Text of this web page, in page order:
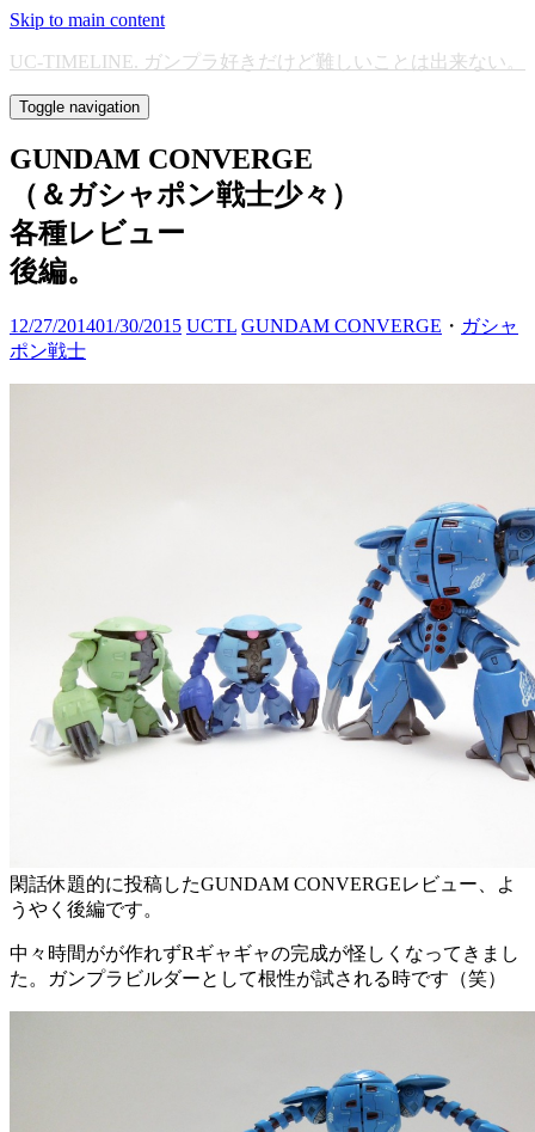
Skip to main content
UC-TIMELINE. ガンプラ好きだけど難しいことは出来ない。
Toggle navigation
GUNDAM CONVERGE
（＆ガシャポン戦士少々）
各種レビュー
後編。
12/27/201401/30/2015 UCTL GUNDAM CONVERGE ・ ガシャ
ポン戦士
閑話休題的に投稿したGUNDAM CONVERGEレビュー、よ
うやく後編です。
中々時間がが作れずRギャギャの完成が怪しくなってきまし
た。ガンプラビルダーとして根性が試される時です（笑）